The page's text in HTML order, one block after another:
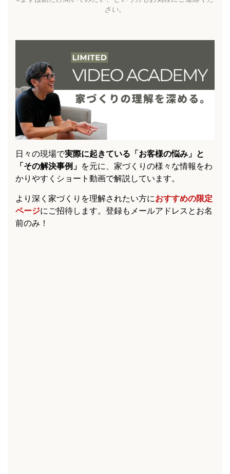
さい。
日々の現場で実際に起きている「お客様の悩み」と
「その解決事例」 を元に、家づくりの様々な情報をわ
かりやすくショート動画で解説しています。
より深く家づくりを理解されたい方におすすめの限定
ページにご招待します。登録もメールアドレスとお名
前のみ！